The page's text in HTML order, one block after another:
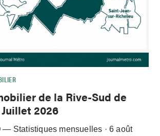
de la Rive-Sud de
2026
— Statistiques mensuelles · 6 août